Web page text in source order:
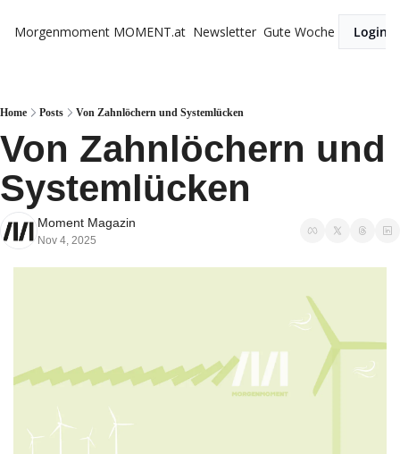
Morgenmoment MOMENT.at Newsletter Gute Woche Login
Home Posts Von Zahnlöchern und Systemlücken
Von Zahnlöchern und
Systemlücken
Moment Magazin
Nov 4, 2025